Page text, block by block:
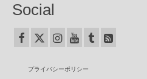
Social
プライバシーポリシー